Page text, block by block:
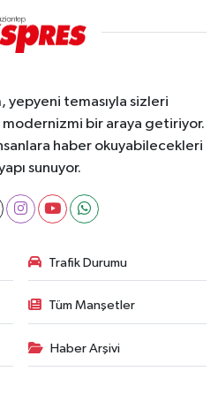
temasıyla sizleri
bir araya getiriyor.
haber okuyabilecekleri
sunuyor.
Trafik Durumu
Tüm Manşetler
Haber Arşivi